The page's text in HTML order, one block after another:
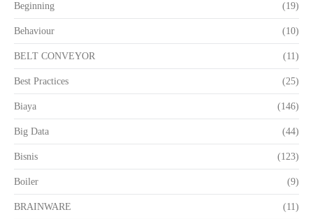
Beginning (19)
Behaviour (10)
BELT CONVEYOR (11)
Best Practices (25)
Biaya (146)
Big Data (44)
Bisnis (123)
Boiler (9)
BRAINWARE (11)